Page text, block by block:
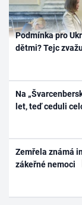
Podmínka pro
dětmi? Tejc
Na
let, teď ceduli
Zemřela známá
zákeřné nemoci